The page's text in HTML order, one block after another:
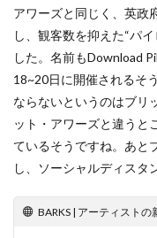
アワーズと同じく、英政
し、観客数を抑えた“パ
した。名前もDownload
18~20日に開催されるそ
ならないというのはブリ
ット・アワーズと違うと
ているそうですね。あと
し、ソーシャルディスタ
BARKS | アーティストの新曲・